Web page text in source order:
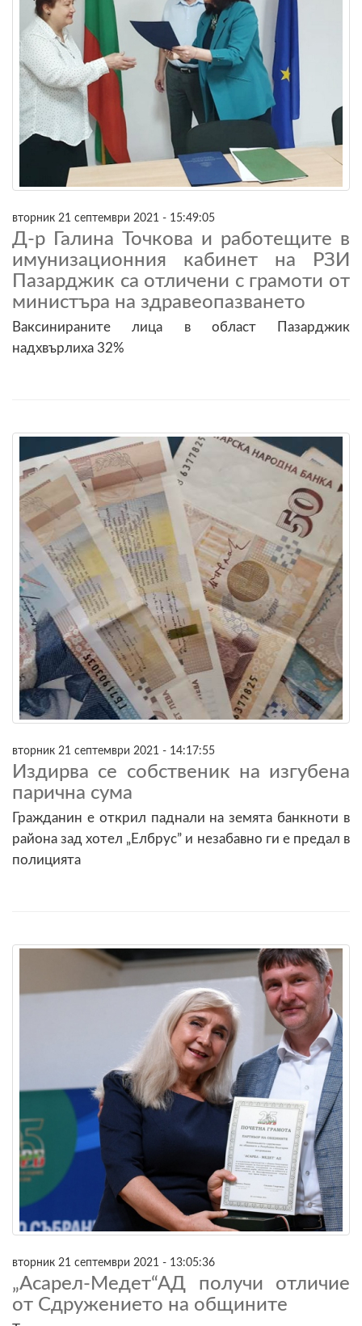
вторник 21 септември 2021 - 15:49:05
Д-р Галина Точкова и работещите в
имунизационния кабинет на РЗИ
Пазарджик са отличени с грамоти от
министъра на здравеопазването
Ваксинираните лица в област Пазарджик
надхвърлиха 32%
вторник 21 септември 2021 - 14:17:55
Издирва се собственик на изгубена
парична сума
Гражданин е открил паднали на земята банкноти в
района зад хотел „Елбрус” и незабавно ги е предал в
полицията
вторник 21 септември 2021 - 13:05:36
„Асарел-Медет“АД получи отличие
от Сдружението на общините